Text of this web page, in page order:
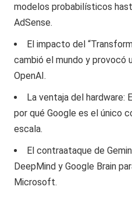
modelos probabilísticos
AdSense.
El impacto del
cambió el mundo y provocó
OpenAI.
La ventaja del hardware:
por qué Google es el único
escala.
El contraataque de
DeepMind y Google Brain
Microsoft.